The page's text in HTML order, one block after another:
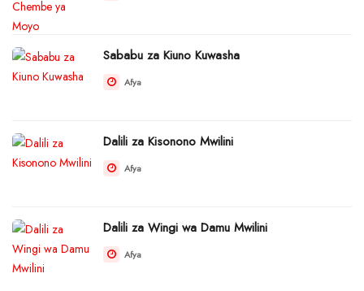
Sababu za Kiuno Kuwasha
Afya
Dalili za Kisonono Mwilini
Afya
Dalili za Wingi wa Damu Mwilini
Afya